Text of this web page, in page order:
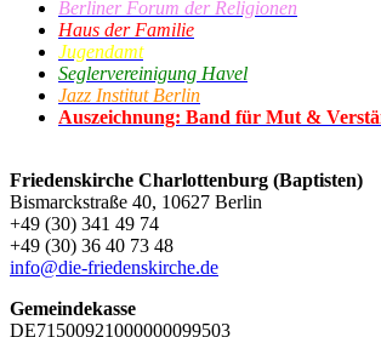
Berliner Forum der Religionen
Haus der Familie
Jugendamt
Seglervereinigung Havel
Jazz Institut Berlin
Auszeichnung: Band für Mut &
Friedenskirche Charlottenburg (Baptisten)
Bismarckstraße 40, 10627 Berlin
+49 (30) 341 49 74
+49 (30) 36 40 73 48
info@die-friedenskirche.de
Gemeindekasse
DE71500921000000099503